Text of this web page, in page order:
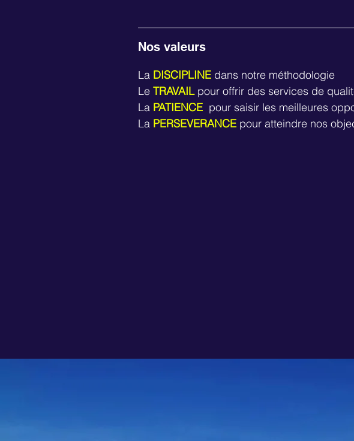
Nos valeurs
La DISCIPLINE dans notre méthodologie
Le TRAVAILpour offrir des services de
La PATIENCE pour saisir les meilleures
La PERSEVERANCE pour atteindre nos